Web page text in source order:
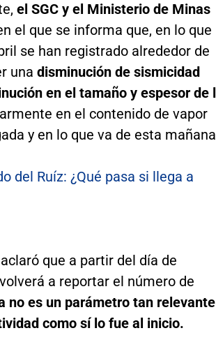
el SGC y el Ministerio de Minas
el que se informa que, en lo que
se han registrado alrededor de
una disminución de sismicidad
en el tamaño y espesor de
en el contenido de vapor
y en lo que va de esta
del Ruíz: ¿Qué pasa si llega a
que a partir del día de
a reportar el número de
no es un parámetro tan relevante
como sí lo fue al inicio.